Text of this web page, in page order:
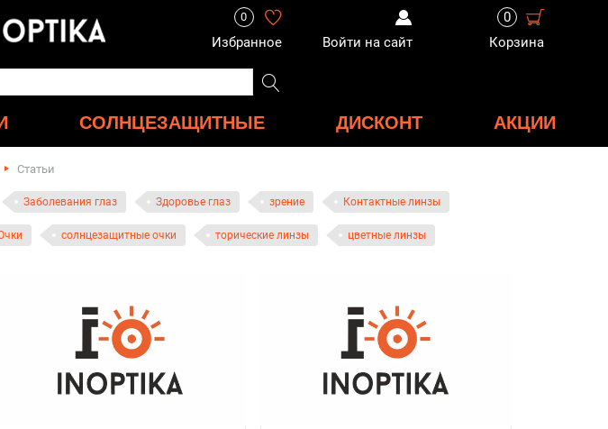
0
Избранное Войти на сайт
0
Корзина
СОЛНЦЕЗАЩИТНЫЕ ДИСКОНТ АКЦИИ
Статьи
Заболевания глаз Здоровье глаз зрение Контактные линзы
солнцезащитные очки торические линзы цветные линзы